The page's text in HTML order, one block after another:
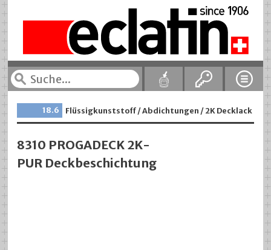
18.6 Flüssigkunststoff / Abdichtungen / 2K Decklack
8310 PROGADECK 2K-
PUR Deckbeschichtung